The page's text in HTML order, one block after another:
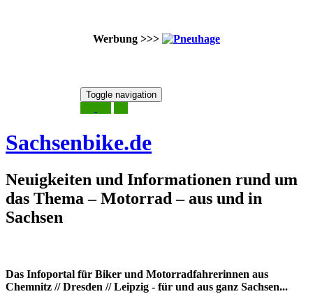
Werbung >>>
Toggle navigation
Sachsenbike.de
Neuigkeiten und Informationen rund um
das Thema – Motorrad – aus und in
Sachsen
Das Infoportal für Biker und Motorradfahrerinnen aus
Chemnitz // Dresden // Leipzig - für und aus ganz Sachsen...